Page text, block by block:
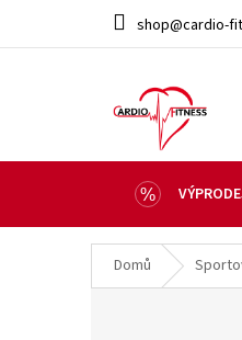
obsah
shop@cardio-
Domů